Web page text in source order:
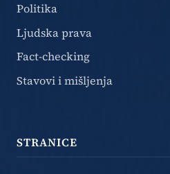
Politika
Ljudska prava
Fact-checking
Stavovi i mišljenja
STRANICE